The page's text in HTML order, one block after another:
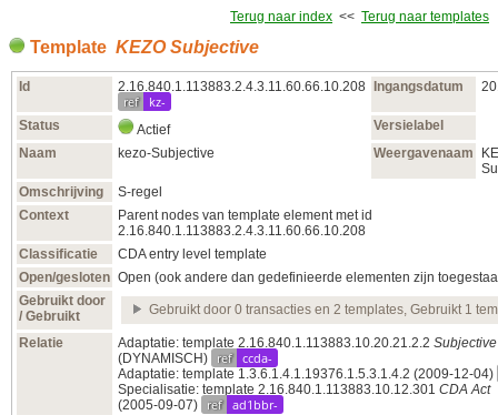
Terug naar index << Terug naar templates
Template KEZO Subjective
Id 2.16.840.1.113883.2.4.3.11.60.66.10.208
ref kz-
Ingangsdatum
Status Actief
Versielabel
Naam
kezo-Subjective Weergavenaam
Omschrijving
S-regel
Context
Parent nodes van template element met id
2.16.840.1.113883.2.4.3.11.60.66.10.208
Classificatie
CDA entry level template
Open/gesloten Open (ook andere dan gedefinieerde elementen zijn
Gebruikt door
/ Gebruikt
Gebruikt door 0 transacties en 2 templates, Gebruikt 1
Relatie Adaptatie: template 2.16.840.1.113883.10.20.21.2.2
(DYNAMISCH)
ref ccda-
Adaptatie: template 1.3.6.1.4.1.19376.1.5.3.1.4.2 (2009‑12‑04)
Specialisatie: template 2.16.840.1.113883.10.12.301 CDA Act
(2005‑09‑07)
ref ad1bbr-